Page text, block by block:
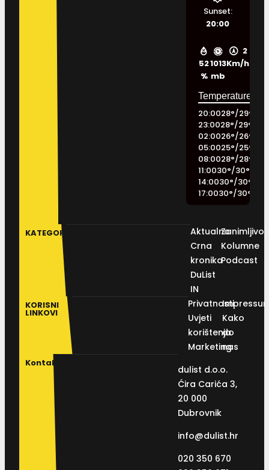
52
%
1013
mb
2
Km/h
Sunset:
20:00
20:0028°/29°
23:0028°/29°
02:0026°/26°
05:0025°/25°
08:0028°/28°
11:0030°/30°
14:0030°/30°
17:0030°/30°
KATEGORIJE
Aktualno
Crna
kronika
DuList
IN
Kolumne
Podcast
KORISNI
LINKOVI
Privatnosti
Uvjeti
korištenja
Marketing
Kako
do
nas
Kontakt
dulist d.o.o.
Ćira Carića 3,
20 000
Dubrovnik
info@dulist.hr
020 350 670